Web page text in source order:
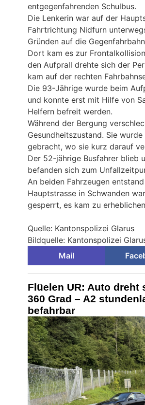
entgegenfahrenden Schulbus.
Die Lenkerin war auf der
Fahrtrichtung Nidfurn
Gründen auf die
Dort kam es zur
den Aufprall drehte sich der
kam auf der rechten
Die 93-Jährige wurde beim
und konnte erst mit Hilfe von
Helfern befreit werden.
Während der Bergung
Gesundheitszustand. Sie
gebracht, wo sie kurz darauf
Der 52-jährige Busfahrer blieb
befanden sich zum
An beiden Fahrzeugen
Hauptstrasse in Schwanden
gesperrt, es kam zu
Quelle: Kantonspolizei Glarus
Bildquelle: Kantonspolizei
Mail
Flüelen UR: Auto
360 Grad – A2
befahrbar